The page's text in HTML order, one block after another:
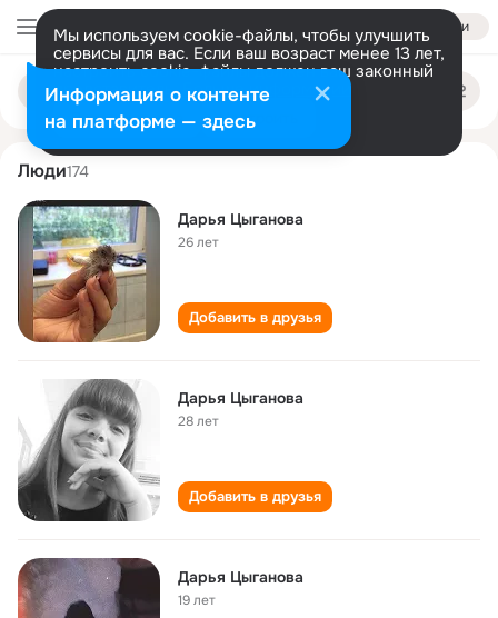
Войти
Мы используем cookie-файлы, чтобы улучшить
сервисы для вас. Если ваш возраст менее 13 лет,
настроить cookie-файлы должен ваш законный
представитель. Больше информации
Разрешить все Настроить
Поиск
людям
darya tsyganova
Люди174
Дарья Цыганова
26 лет
Добавить в друзья
Дарья Цыганова
28 лет
Добавить в друзья
Дарья Цыганова
19 лет
Информация о контенте
на платформе — здесь